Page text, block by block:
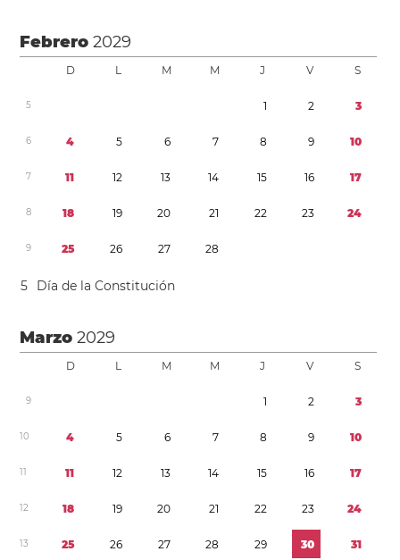
Febrero2029
D L M M J V S
5 1 2 3
6 4 5 6 7 8 9 10
7 11 12 13 14 15 16 17
8 18 19 20 21 22 23 24
9 25 26 27 28
5 Día de la Constitución
Marzo2029
D L M M J V S
9 1 2 3
10 4 5 6 7 8 9 10
11 11 12 13 14 15 16 17
12 18 19 20 21 22 23 24
13 25 26 27 28 29 30 31